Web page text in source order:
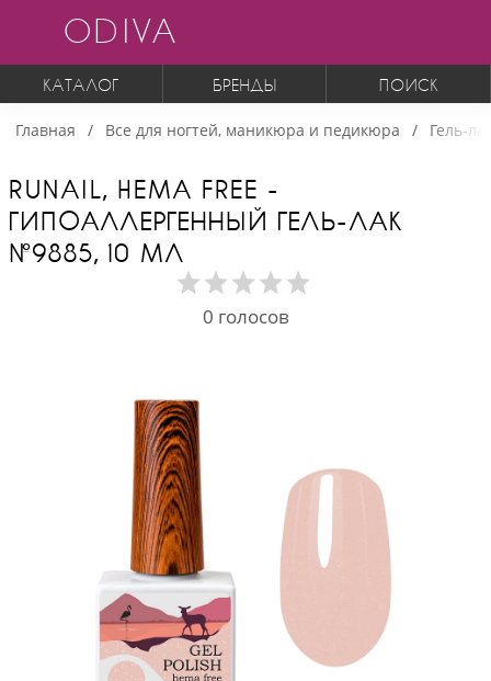
ODIVA
КАТАЛОГ БРЕНДЫ ПОИСК
Главная Все для ногтей, маникюра и педикюра Гель-
RUNAIL, HEMA FREE -
ГИПОАЛЛЕРГЕННЫЙ ГЕЛЬ-ЛАК
№9885, 10 МЛ
0 голосов